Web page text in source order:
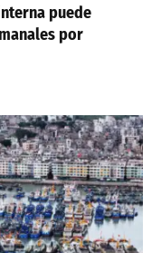
puede
por